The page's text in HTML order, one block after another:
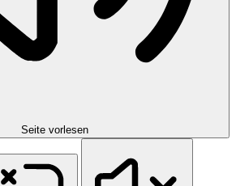
Seite vorlesen